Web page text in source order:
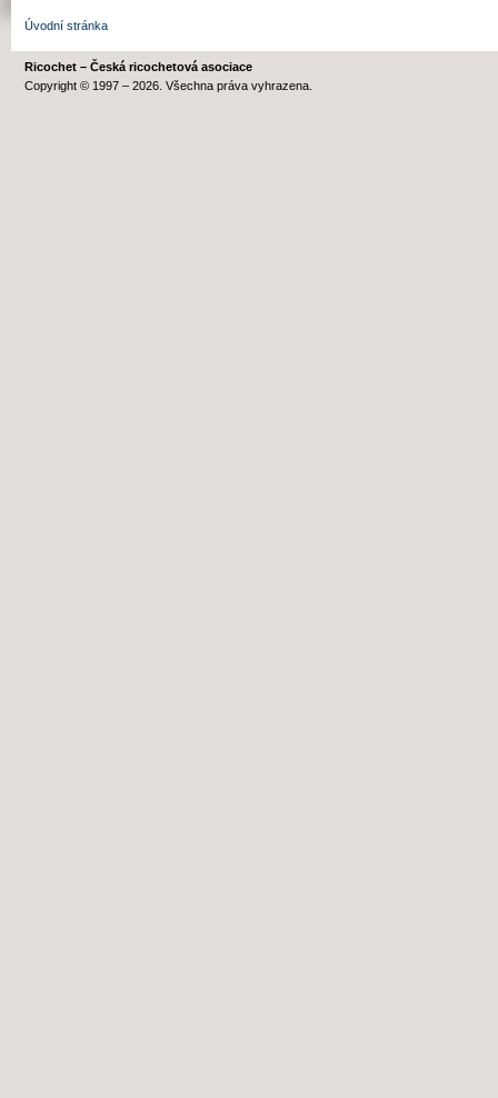
Úvodní stránka
Ricochet – Česká ricochetová asociace
Copyright © 1997 – 2026. Všechna práva vyhrazena.